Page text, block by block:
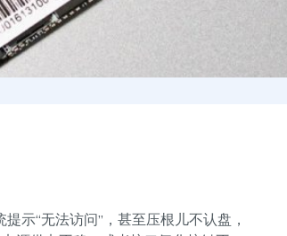
示“无法访问”，甚至压根儿不认盘，